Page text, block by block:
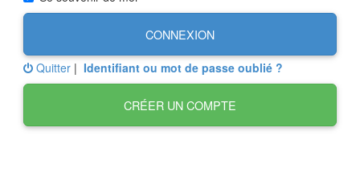
CONNEXION
Quitter | Identifiant ou mot de passe oublié ?
CRÉER UN COMPTE